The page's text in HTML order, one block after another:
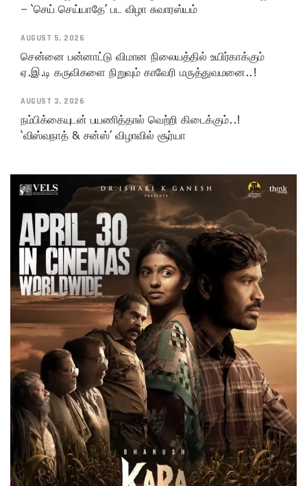
– ‘செய் செய்யாதே’ பட விழா சுவாரஸ்யம்
AUGUST 5, 2026
சென்னை பன்னாட்டு விமான நிலையத்தில் உயிர்காக்கும்
ஏ.இ.டி கருவிகளை நிறுவும் காவேரி மருத்துவமனை..!
AUGUST 3, 2026
நம்பிக்கையுடன் பயணித்தால் வெற்றி கிடைக்கும்..!
‘விஸ்வநாத் & சன்ஸ்’ விழாவில் சூர்யா